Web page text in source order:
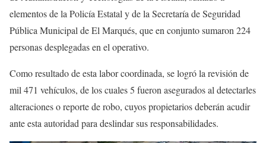
elementos de la Policía Estatal y de la Secretaría de Seguridad
Pública Municipal de El Marqués, que en conjunto sumaron 224
personas desplegadas en el operativo.
Como resultado de esta labor coordinada, se logró la revisión de
mil 471 vehículos, de los cuales 5 fueron asegurados al detectarles
alteraciones o reporte de robo, cuyos propietarios deberán acudir
ante esta autoridad para deslindar sus responsabilidades.